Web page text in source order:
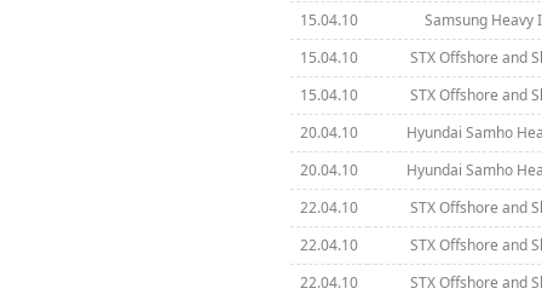
15.04.10
Samsung Heavy
15.04.10
STX Offshore and
15.04.10
STX Offshore and
20.04.10
Hyundai Samho
20.04.10
Hyundai Samho
22.04.10
STX Offshore and
22.04.10
STX Offshore and
22.04.10
STX Offshore and